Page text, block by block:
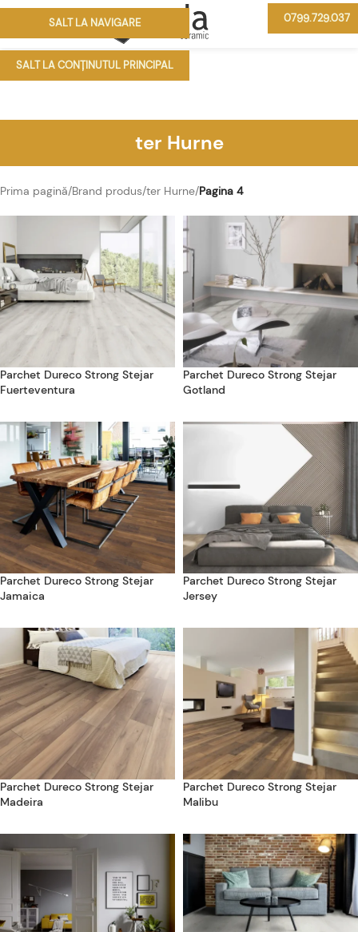
SALT LA NAVIGARE
SALT LA CONȚINUTUL PRINCIPAL
0799.729.037
ter Hurne
Prima pagină/Brand produs/ter Hurne/Pagina 4
Parchet Dureco Strong Stejar
Fuerteventura
Parchet Dureco Strong Stejar
Gotland
Parchet Dureco Strong Stejar
Jamaica
Parchet Dureco Strong Stejar
Jersey
Parchet Dureco Strong Stejar
Madeira
Parchet Dureco Strong Stejar
Malibu